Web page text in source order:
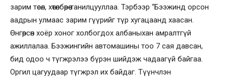
зарим төсөл, хөтөлбөрөө танилцууллаа. Тэрбээр “Бээжинд орсон
аадрын улмаас зарим гүүрийг түр хугацаанд хаасан.
Өнгөрсөн хоёр хоног холбогдох албаныхан амралтгүй
ажиллалаа. Бээжингийн автомашины тоо 7 сая давсан,
бид одоо ч түгжрэлээ бүрэн шийдэж чадаагүй байгаа.
Оргил цагуудаар түгжрэл их байдаг. Түүнчлэн